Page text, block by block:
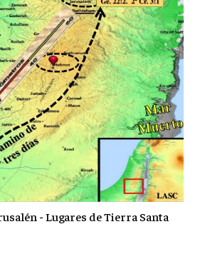
- Lugares de Tierra Santa